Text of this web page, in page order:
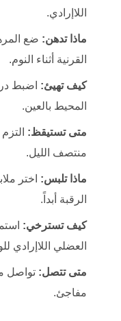
اللاإرادي.
ماذا تدهن: ضع
القرنية أثناء النوم.
كيف تهيئ: اضبط
المحيط بالعين.
متى تستيقظ:
منتصف الليل.
ماذا تلبس: اختر
الرقبة أبداً.
كيف تسترخي:
العضلي اللاإرادي
متى تتصل: تواصل
مفاجئ.